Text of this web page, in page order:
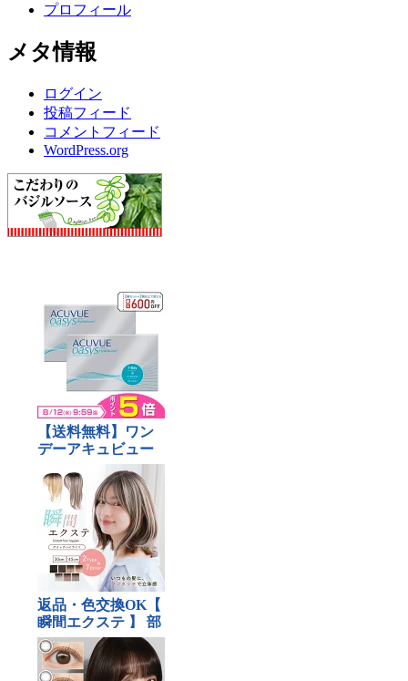
プロフィール
メタ情報
ログイン
投稿フィード
コメントフィード
WordPress.org